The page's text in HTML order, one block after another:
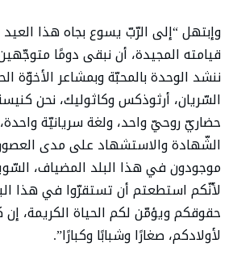
وإبتهل “إلى الرّبّ يسوع بجاه هذا العيد
قيامته المجيدة، أن نبقى دومًا
ننشد الوحدة بالمحبّة وبمشاعر الأخوّة
السّريان، أرثوذكس وكاثوليك، نحن
حضاريّ روحيّ واحد، ولغة سريانيّة
الشّهادة والاستشهاد على مدى
موجودون في هذا البلد المضياف،
لأنّكم استطعتم أن تستقرّوا في هذا
حقوقكم ويؤمّن لكم الحياة الكريمة،
لأولادكم، صغارًا وشبابًا وكبارًا”.